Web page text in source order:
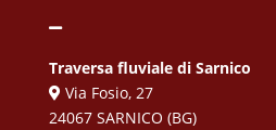
Traversa fluviale di Sarnico
Via Fosio, 27
24067 SARNICO (BG)